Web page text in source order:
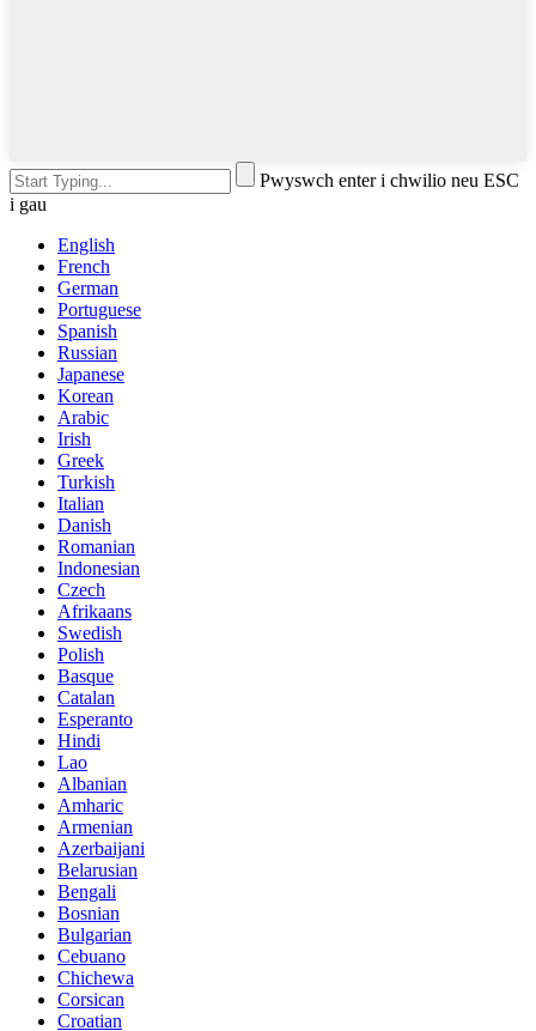
Pwyswch enter i chwilio neu ESC
i gau
English
French
German
Portuguese
Spanish
Russian
Japanese
Korean
Arabic
Irish
Greek
Turkish
Italian
Danish
Romanian
Indonesian
Czech
Afrikaans
Swedish
Polish
Basque
Catalan
Esperanto
Hindi
Lao
Albanian
Amharic
Armenian
Azerbaijani
Belarusian
Bengali
Bosnian
Bulgarian
Cebuano
Chichewa
Corsican
Croatian